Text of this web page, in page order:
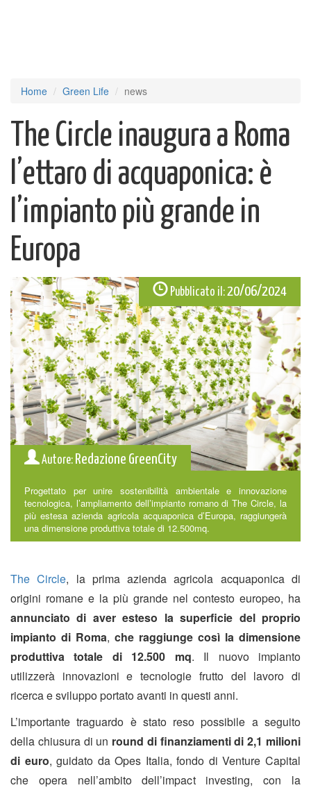
Home Green Life news
The Circle inaugura a Roma
l’ettaro di acquaponica: è
l’impianto più grande in
Europa
Pubblicato il:20/06/2024
Autore: Redazione GreenCity
Progettato per unire sostenibilità ambientale e innovazione
tecnologica, l’ampliamento dell’impianto romano di The Circle, la
più estesa azienda agricola acquaponica d’Europa, raggiungerà
una dimensione produttiva totale di 12.500mq.
The Circle, la prima azienda agricola acquaponica di
origini romane e la più grande nel contesto europeo, ha
annunciato di aver esteso la superficie del proprio
impianto di Roma, che raggiunge così la dimensione
produttiva totale di 12.500 mq. Il nuovo impianto
utilizzerà innovazioni e tecnologie frutto del lavoro di
ricerca e sviluppo portato avanti in questi anni.
L’importante traguardo è stato reso possibile a seguito
della chiusura di un round di finanziamenti di 2,1 milioni
di euro, guidato da Opes Italia, fondo di Venture Capital
che opera nell’ambito dell’impact investing, con la